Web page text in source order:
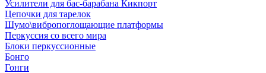
Усилители для бас-барабана Кикпорт
Цепочки для тарелок
Шумо\вибропоглощающие платформы
Перкуссия со всего мира
Блоки перкуссионные
Бонго
Гонги